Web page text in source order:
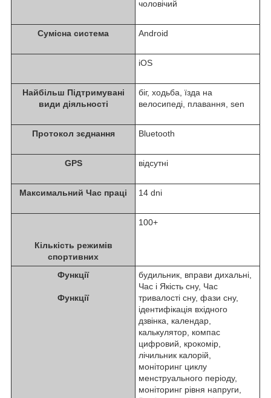
чоловічий
Сумісна система Android
iOS
Найбільш Підтримувані
види діяльності
біг, ходьба, їзда на
велосипеді, плавання, sen
Протокол зєднання Bluetooth
GPS відсутні
Максимальний Час праці 14 dni
Кількість режимів
спортивних
100+
Функції
Функції
будильник, вправи дихальні,
Час i Якість сну, Час
тривалості сну, фази сну,
ідентифікація вхідного
дзвінка, календар,
калькулятор, компас
цифровий, крокомір,
лічильник калорій,
моніторинг циклу
менструального періоду,
моніторинг рівня напруги,